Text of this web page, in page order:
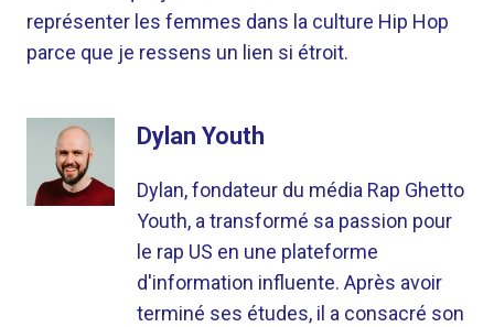
représenter les femmes dans la culture Hip Hop
parce que je ressens un lien si étroit.
Dylan Youth
Dylan, fondateur du média Rap Ghetto
Youth, a transformé sa passion pour
le rap US en une plateforme
d'information influente. Après avoir
terminé ses études, il a consacré son